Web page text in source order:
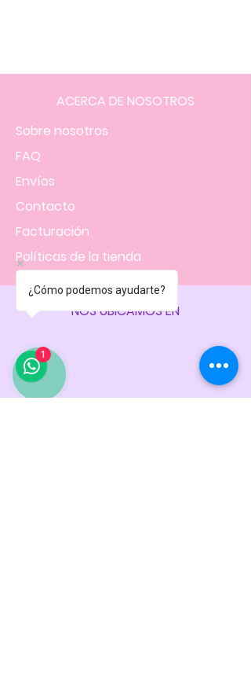
ACERCA DE NOSOTROS
Sobre nosotros
FAQ
Envíos
Contacto
Facturación
Políticas de la tienda
NOS UBICAMOS EN
¿Cómo podemos ayudarte?
1